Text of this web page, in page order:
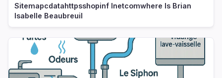
Sitemapcdatahttpsshopinf Inetcomwhere Is Brian
Isabelle Beaubreuil